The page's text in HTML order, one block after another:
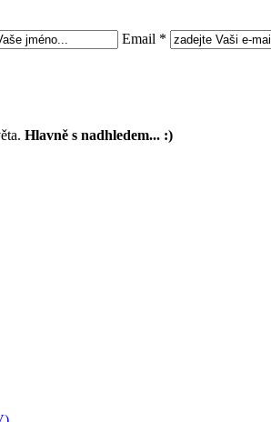
Email *
Hlavně s nadhledem... :)